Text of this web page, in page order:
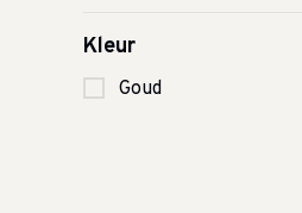
Kleur
Goud